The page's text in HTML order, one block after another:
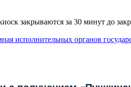
закрываются за 30 минут до